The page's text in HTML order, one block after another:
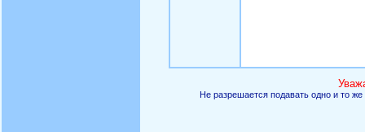
Не разрешается подавать одно и то